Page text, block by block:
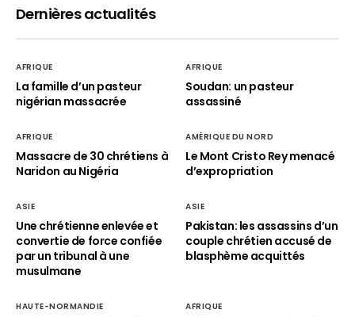
Dernières actualités
AFRIQUE
La famille d’un pasteur
nigérian massacrée
AFRIQUE
Soudan: un pasteur
assassiné
AFRIQUE
Massacre de 30 chrétiens à
Naridon au Nigéria
AMÉRIQUE DU NORD
Le Mont Cristo Rey menacé
d’expropriation
ASIE
Une chrétienne enlevée et
convertie de force confiée
par un tribunal à une
musulmane
ASIE
Pakistan: les assassins d’un
couple chrétien accusé de
blasphème acquittés
HAUTE-NORMANDIE AFRIQUE